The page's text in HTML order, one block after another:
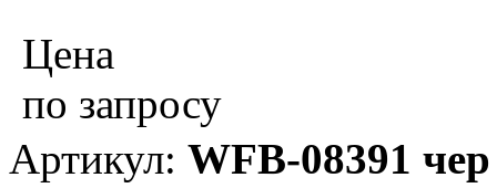
Цена
по запросу
Артикул: WFB-08391 чер